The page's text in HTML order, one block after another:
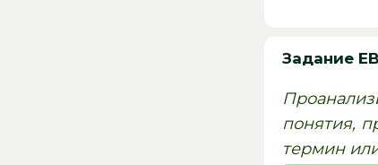
Задание
понятия,
термин